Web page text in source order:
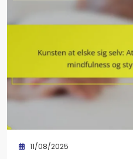
11/08/2025